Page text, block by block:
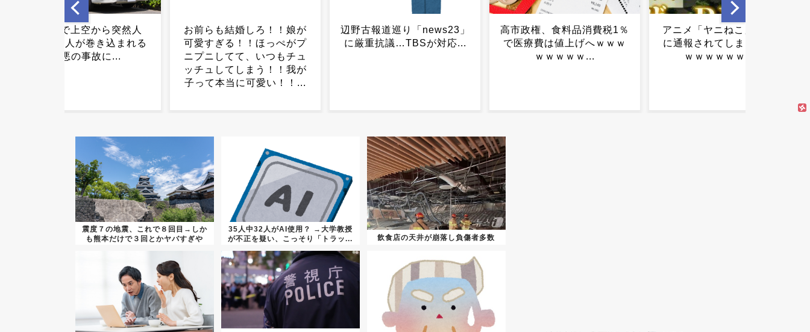
辺野古報道巡り「news23」
に厳重抗議…TBSが対応...
高市政権、食料品消費税1％
で医療費は値上げへｗｗｗ
アニメ「ヤニねこ」、BPO
に通報されてしまうｗｗｗ
ｗｗｗｗｗｗｗ...
中2男子、野球部の練習中に
頭部を強打しCT検査→70代
医師「問題ないです」→他
お前らも結婚しろ！！娘が
可愛すぎる！！ほっぺがプ
ニプニしてて、いつもチュ
震度７の地震、これで８回目→しか
も熊本だけで３回とかヤバすぎや
35人中32人がAI使用？ →大学教授
が不正を疑い、こっそり「トラッ...
飲食店の天井が崩落し負傷者多数